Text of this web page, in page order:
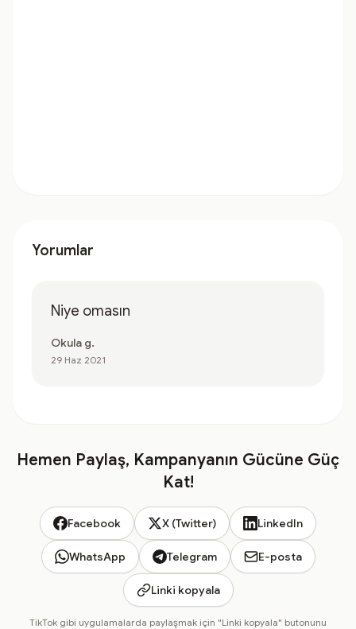
Yorumlar
Niye omasın
Okula g.
29 Haz 2021
Hemen Paylaş, Kampanyanın Gücüne Güç
Kat!
Facebook X (Twitter) LinkedIn
WhatsApp Telegram E-posta
Linki kopyala
TikTok gibi uygulamalarda paylaşmak için "Linki kopyala" butonunu